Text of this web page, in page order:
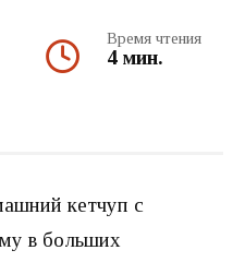
Время чтения
4 мин.
кетчуп с
в больших